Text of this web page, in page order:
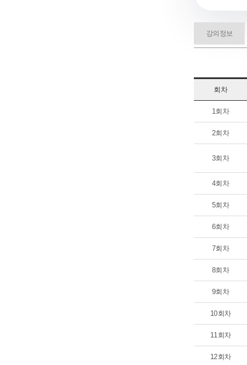
강의정보
회차
1회차
2회차
3회차
4회차
5회차
6회차
7회차
8회차
9회차
10회차
11회차
12회차